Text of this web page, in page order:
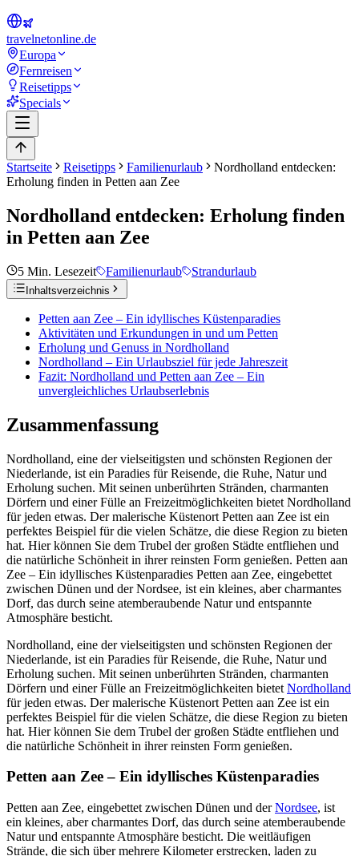
travelnetonline.de
Europa
Fernreisen
Reisetipps
Specials
Startseite Reisetipps Familienurlaub
Nordholland entdecken:
Erholung finden in Petten aan Zee
Nordholland entdecken: Erholung finden
in Petten aan Zee
5 Min. Lesezeit Familienurlaub Strandurlaub
Inhaltsverzeichnis
Petten aan Zee – Ein idyllisches Küstenparadies
Aktivitäten und Erkundungen in und um Petten
Erholung und Genuss in Nordholland
Nordholland – Ein Urlaubsziel für jede Jahreszeit
Fazit: Nordholland und Petten aan Zee – Ein
unvergleichliches Urlaubserlebnis
Zusammenfassung
Nordholland, eine der vielseitigsten und schönsten Regionen der
Niederlande, ist ein Paradies für Reisende, die Ruhe, Natur und
Erholung suchen. Mit seinen unberührten Stränden, charmanten
Dörfern und einer Fülle an Freizeitmöglichkeiten bietet Nordholland
für jeden etwas. Der malerische Küstenort Petten aan Zee ist ein
perfektes Beispiel für die vielen Schätze, die diese Region zu bieten
hat. Hier können Sie dem Trubel der großen Städte entfliehen und
die natürliche Schönheit in ihrer reinsten Form genießen. Petten aan
Zee – Ein idyllisches Küstenparadies Petten aan Zee, eingebettet
zwischen Dünen und der Nordsee, ist ein kleines, aber charmantes
Dorf, das durch seine atemberaubende Natur und entspannte
Atmosphäre besticht.
Nordholland, eine der vielseitigsten und schönsten Regionen der
Niederlande, ist ein Paradies für Reisende, die Ruhe, Natur und
Erholung suchen. Mit seinen unberührten Stränden, charmanten
Dörfern und einer Fülle an Freizeitmöglichkeiten bietet Nordholland
für jeden etwas. Der malerische Küstenort Petten aan Zee ist ein
perfektes Beispiel für die vielen Schätze, die diese Region zu bieten
hat. Hier können Sie dem Trubel der großen Städte entfliehen und
die natürliche Schönheit in ihrer reinsten Form genießen.
Petten aan Zee – Ein idyllisches Küstenparadies
Petten aan Zee, eingebettet zwischen Dünen und derNordsee, ist
ein kleines, aber charmantes Dorf, das durch seine atemberaubende
Natur und entspannte Atmosphäre besticht. Die weitläufigen
Strände, die sich über mehrere Kilometer erstrecken, laden zu